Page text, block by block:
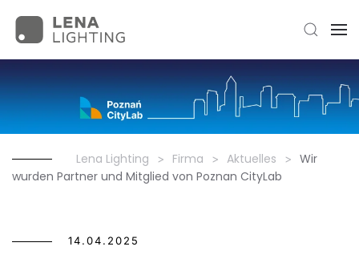
Lena Lighting Firma Aktuelles
Wir
wurden Partner und Mitglied von Poznan CityLab
14.04.2025